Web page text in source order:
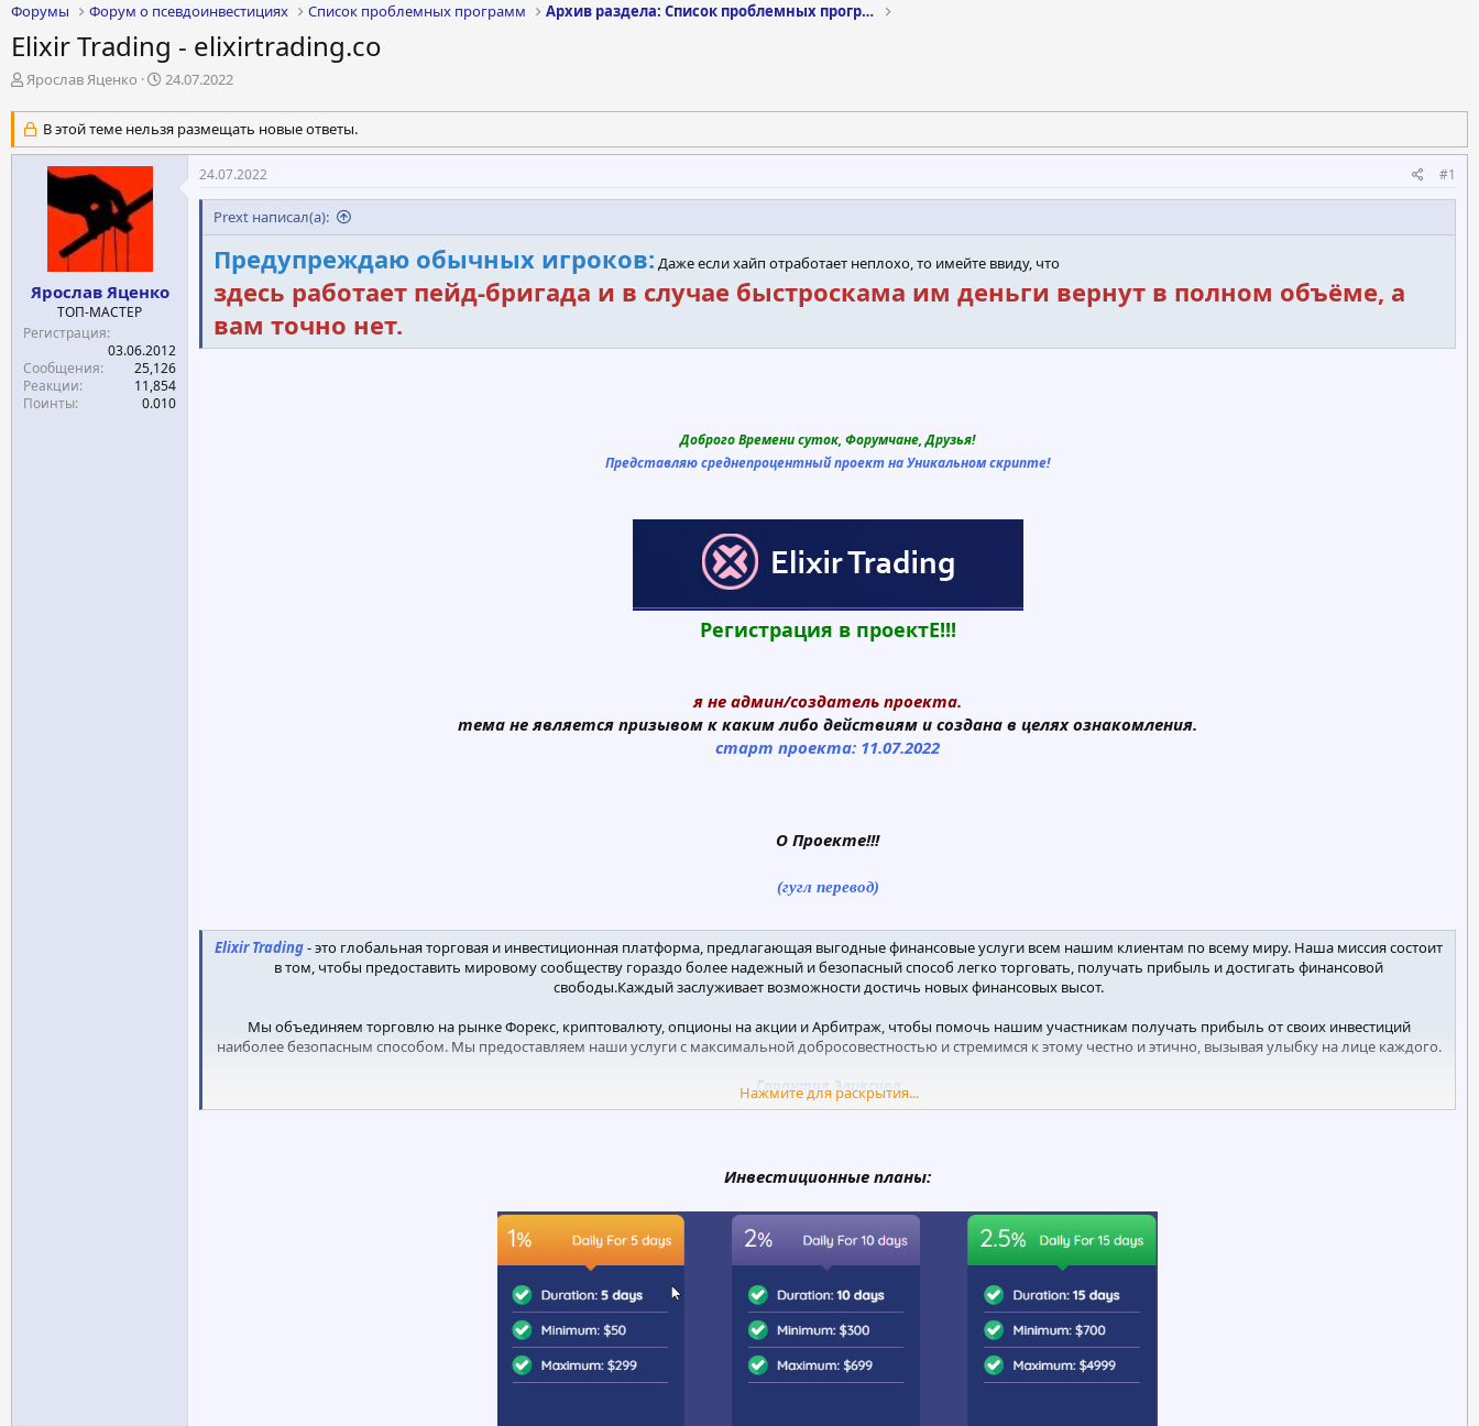
Форумы Форум о псевдоинвестициях Список проблемных программ Архив раздела: Список проблемных программ
Elixir Trading - elixirtrading.co
А
т
о
р
Ярослав Яценко
Д
т
а
н
24.07.2022
В этой теме нельзя размещать новые ответы.
Ярослав Яценко
ТОП-МАСТЕР
Регистрация
03.06.2012
Сообщения
25,126
Реакции
11,854
Поинты
0.010
24.07.2022 #1
Prext написал(а):
Предупреждаю обычных игроков: Даже если хайп отработает неплохо, то имейте ввиду, что
здесь работает пейд-бригада и в случае быстроскама им деньги вернут в полном объёме, а
вам точно нет.
Доброго Времени суток, Форумчане, Друзья!
Представляю среднепроцентный проект на Уникальном скрипте!
Регистрация в проектЕ!!!
я не админ/создатель проекта.
тема не является призывом к каким либо действиям и создана в целях ознакомления.
старт проекта: 11.07.2022
О Проекте!!!
(гугл перевод)
Elixir Trading- это глобальная торговая и инвестиционная платформа, предлагающая выгодные финансовые услуги всем нашим клиентам по всему миру. Наша миссия состоит
в том, чтобы предоставить мировому сообществу гораздо более надежный и безопасный способ легко торговать, получать прибыль и достигать финансовой
свободы.Каждый заслуживает возможности достичь новых финансовых высот.
Мы объединяем торговлю на рынке Форекс, криптовалюту, опционы на акции и Арбитраж, чтобы помочь нашим участникам получать прибыль от своих инвестиций
наиболее безопасным способом. Мы предоставляем наши услуги с максимальной добросовестностью и стремимся к этому честно и этично, вызывая улыбку на лице каждого.
Гарантия Эликсира
Чтобы обеспечить дополнительную безопасность вложенных средств, каждый вложенный капитал застрахован от торговых потерь и потерь от хакеров. В ситуации, когда
Нажмите для раскрытия...
Инвестиционные планы: